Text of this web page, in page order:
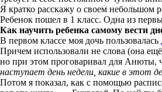
Я кратко расскажу о своем
Ребенок пошел в 1 класс. Одна из
Как научить ребенка самому вести
В первом классе моя дочь пользовалась
Причем использовали не слова (она
но при этом проговаривал для Анюты,
наступает день недели, какие в этот
Потом я показал, как с помощью